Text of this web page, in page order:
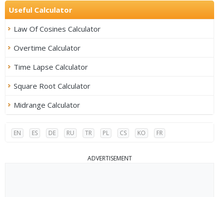
Useful Calculator
Law Of Cosines Calculator
Overtime Calculator
Time Lapse Calculator
Square Root Calculator
Midrange Calculator
EN ES DE RU TR PL CS KO FR
ADVERTISEMENT